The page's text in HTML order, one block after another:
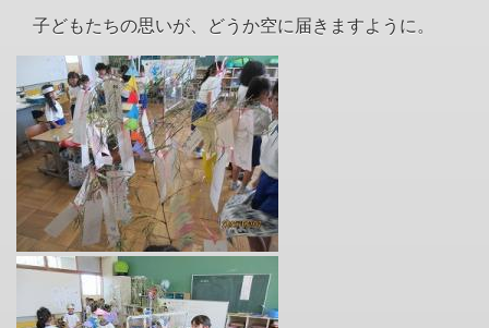
子どもたちの思いが、どうか空に届きますように。